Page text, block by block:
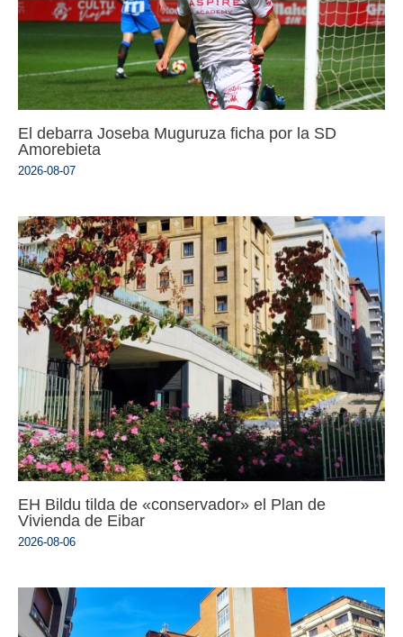
El debarra Joseba Muguruza ficha por la SD
Amorebieta
2026-08-07
EH Bildu tilda de «conservador» el Plan de
Vivienda de Eibar
2026-08-06